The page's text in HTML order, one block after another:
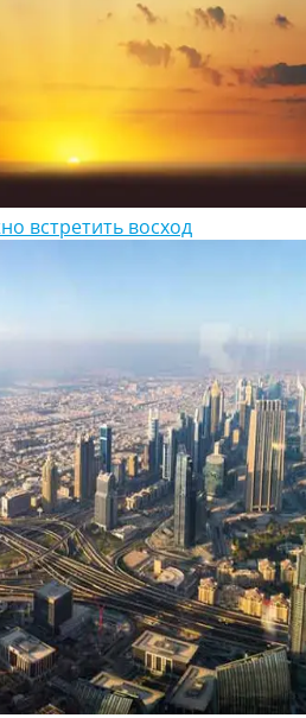
встретить восход